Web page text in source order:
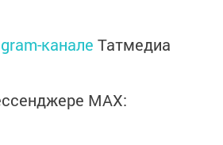
канале Татмедиа
MАХ: